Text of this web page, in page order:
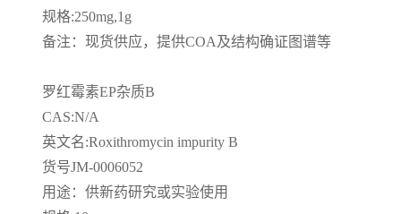
动
方
规格:250mg,1g
备注：现货供应，提供COA 及结构确证图谱等
罗红霉素EP杂质B
CAS:N/A
英文名:Roxithromycin impurity B
货号JM-0006052
用途：供新药研究或实验使用